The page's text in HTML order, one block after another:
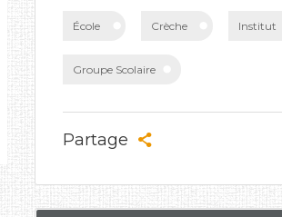
École Crèche Institut
Groupe Scolaire
Partage